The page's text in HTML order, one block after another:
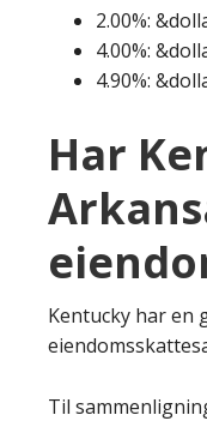
2.00%:
4.00%:
4.90%:
Har
Kentucky har en
Til